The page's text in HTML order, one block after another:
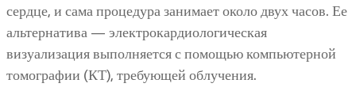
сердце, и сама процедура занимает около двух часов. Ее
альтернатива — электрокардиологическая
визуализация выполняется с помощью компьютерной
томографии (КТ), требующей облучения.